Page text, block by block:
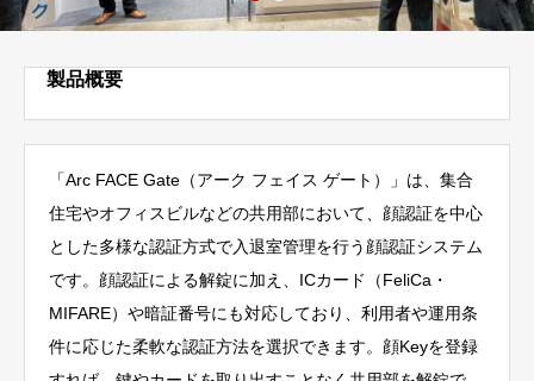
製品概要
「Arc FACE Gate（アーク フェイス ゲート）」は、集合
住宅やオフィスビルなどの共用部において、顔認証を中心
とした多様な認証方式で入退室管理を行う顔認証システム
です。顔認証による解錠に加え、ICカード（FeliCa・
MIFARE）や暗証番号にも対応しており、利用者や運用条
件に応じた柔軟な認証方法を選択できます。顔Keyを登録